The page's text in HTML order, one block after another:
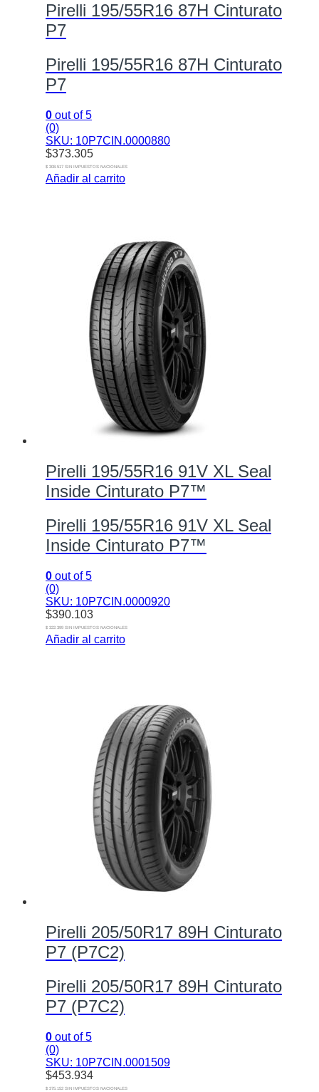
Pirelli 195/55R16 87H Cinturato
P7
Pirelli 195/55R16 87H Cinturato
P7
0 out of 5
(0)
SKU: 10P7CIN.0000880
$373.305
$ 308.517 SIN IMPUESTOS NACIONALES
Añadir al carrito
Pirelli 195/55R16 91V XL Seal
Inside Cinturato P7™
Pirelli 195/55R16 91V XL Seal
Inside Cinturato P7™
0 out of 5
(0)
SKU: 10P7CIN.0000920
$390.103
$ 322.399 SIN IMPUESTOS NACIONALES
Añadir al carrito
Pirelli 205/50R17 89H Cinturato
P7 (P7C2)
Pirelli 205/50R17 89H Cinturato
P7 (P7C2)
0 out of 5
(0)
SKU: 10P7CIN.0001509
$453.934
$ 375.152 SIN IMPUESTOS NACIONALES